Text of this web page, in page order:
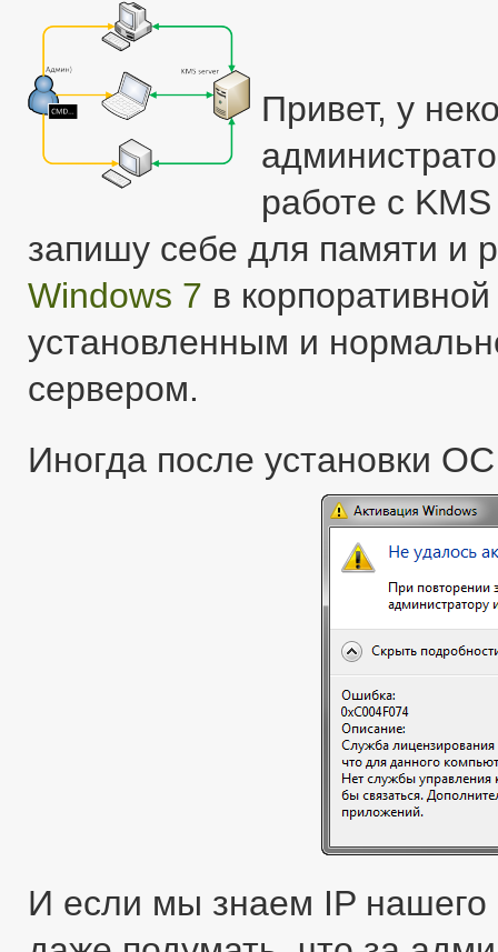
Привет, у
работе с
запишу себе для памяти и
Windows 7 в
установленным и
сервером.
Иногда после установки
И если мы знаем IP нашего